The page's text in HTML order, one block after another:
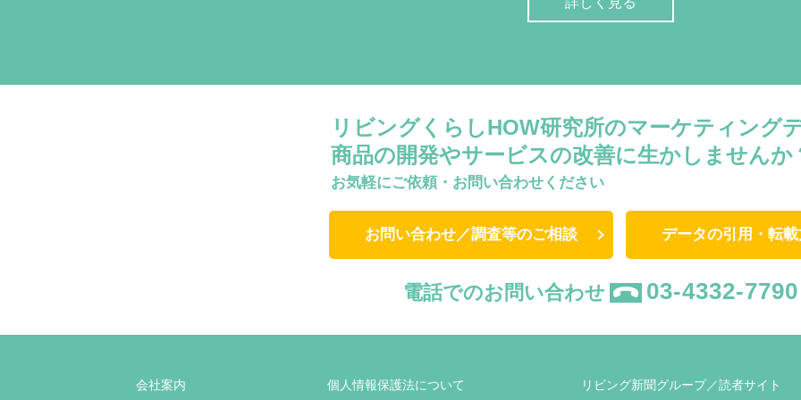
リビングくらしHOW研究所のマーケティング
商品の開発やサービスの改善に生かしませんか
お気軽にご依頼・お問い合わせください
お問い合わせ／調査等のご相談 データの引用・転
電話でのお問い合わせ 03-4332-7790
会社案内
個人情報保護法について
リビング新聞グループ／読者サイト